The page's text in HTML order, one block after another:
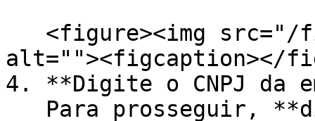
alt=""><figcaption></
4. **Digite o CNPJ da